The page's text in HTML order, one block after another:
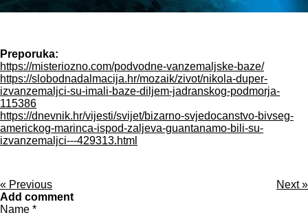
Preporuka:
https://misteriozno.com/podvodne-vanzemaljske-baze/
https://slobodnadalmacija.hr/mozaik/zivot/nikola-duper-
izvanzemaljci-su-imali-baze-diljem-jadranskog-podmorja-
115386
https://dnevnik.hr/vijesti/svijet/bizarno-svjedocanstvo-bivseg-
americkog-marinca-ispod-zaljeva-guantanamo-bili-su-
izvanzemaljci---429313.html
« Previous Next»
Add comment
Name *